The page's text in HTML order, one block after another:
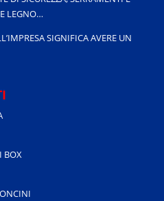
LEGNO…
SIGNIFICA AVERE UN
BOX